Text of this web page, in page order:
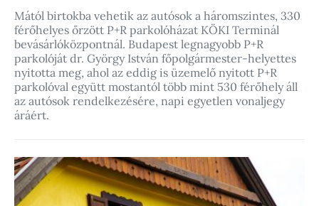
Mától birtokba vehetik az autósok a háromszintes, 330
férőhelyes őrzött P+R parkolóházat KÖKI Terminál
bevásárlóközpontnál. Budapest legnagyobb P+R
parkolóját dr. György István főpolgármester-helyettes
nyitotta meg, ahol az eddig is üzemelő nyitott P+R
parkolóval együtt mostantól több mint 530 férőhely áll
az autósok rendelkezésére, napi egyetlen vonaljegy
áráért.